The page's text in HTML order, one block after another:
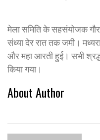
मेला समिति के सहसंयोजक
संध्या देर रात तक जमी।
और महा आरती हुई। सभी
किया गया।
About Author